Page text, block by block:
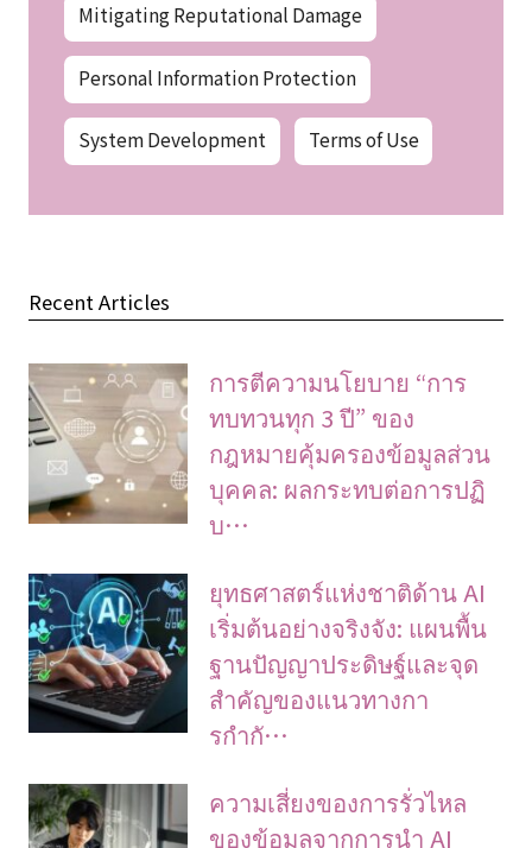
Mitigating Reputational Damage
Personal Information Protection
System Development Terms of Use
Recent Articles
การตีความนโยบาย “การ
ทบทวนทุก 3 ปี” ของ
กฎหมายคุ้มครองข้อมูลส่วน
บุคคล: ผลกระทบต่อการปฏิ
บ…
ยุทธศาสตร์แห่งชาติด้าน AI
เริ่มต้นอย่างจริงจัง: แผนพื้น
ฐานปัญญาประดิษฐ์และจุด
สำคัญของแนวทางกา
รกำกั…
ความเสี่ยงของการรั่วไหล
ของข้อมูลจากการนำ AI